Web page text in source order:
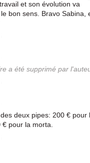
et son évolution va
bon sens. Bravo Sabina,
a été supprimé par
deux pipes: 200 € pour
€ pour la morta.